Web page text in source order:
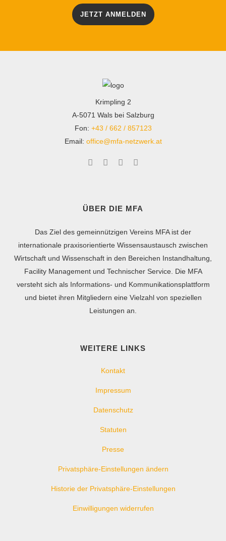
JETZT ANMELDEN
Krimpling 2
A-5071 Wals bei Salzburg
Fon: +43 / 662 / 857123
Email: office@mfa-netzwerk.at
ÜBER DIE MFA
Das Ziel des gemeinnützigen Vereins MFA ist der
internationale praxisorientierte Wissensaustausch zwischen
Wirtschaft und Wissenschaft in den Bereichen Instandhaltung,
Facility Management und Technischer Service. Die MFA
versteht sich als Informations- und Kommunikationsplattform
und bietet ihren Mitgliedern eine Vielzahl von speziellen
Leistungen an.
WEITERE LINKS
Kontakt
Impressum
Datenschutz
Statuten
Presse
Privatsphäre-Einstellungen ändern
Historie der Privatsphäre-Einstellungen
Einwilligungen widerrufen